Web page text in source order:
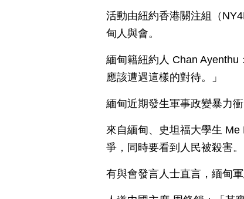
活動由紐約香港關注組（
甸人與會。
緬甸籍紐約人 Chan
應該遭遇這樣的對待。」
緬甸近期發生軍事政變暴力
來自緬甸、史坦福大學生
爭，同時要看到人民被殺害。
有與會發言人士直言，緬甸